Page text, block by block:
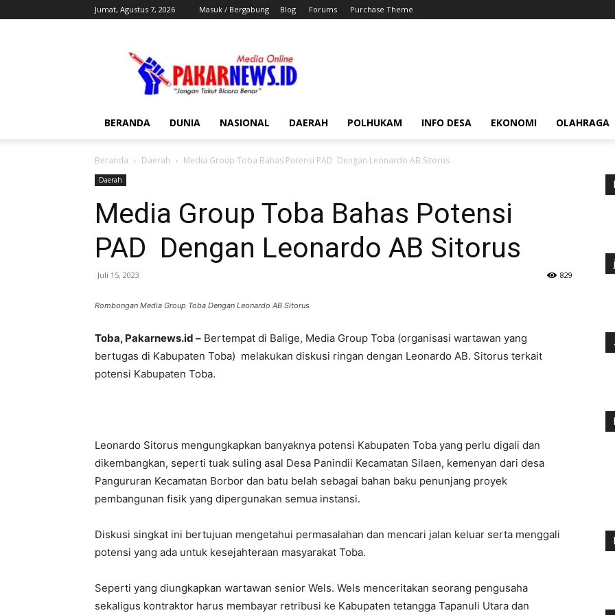
Jumat, Agustus 7, 2026 Masuk / Bergabung Blog Forums Purchase Theme
BERANDA DUNIA NASIONAL DAERAH POLHUKAM INFO DESA EKONOMI OLAHRAGA
Beranda Daerah Media Group Toba Bahas Potensi PAD Dengan Leonardo AB Sitorus
Daerah
Media Group Toba Bahas Potensi
PAD Dengan Leonardo AB Sitorus
Juli 15, 2023 829
Rombongan Media Group Toba Dengan Leonardo AB Sitorus
Toba, Pakarnews.id – Bertempat di Balige, Media Group Toba (organisasi wartawan yang
bertugas di Kabupaten Toba) melakukan diskusi ringan dengan Leonardo AB. Sitorus terkait
potensi Kabupaten Toba.
Leonardo Sitorus mengungkapkan banyaknya potensi Kabupaten Toba yang perlu digali dan
dikembangkan, seperti tuak suling asal Desa Panindii Kecamatan Silaen, kemenyan dari desa
Pangururan Kecamatan Borbor dan batu belah sebagai bahan baku penunjang proyek
pembangunan fisik yang dipergunakan semua instansi.
Diskusi singkat ini bertujuan mengetahui permasalahan dan mencari jalan keluar serta menggali
potensi yang ada untuk kesejahteraan masyarakat Toba.
Seperti yang diungkapkan wartawan senior Wels. Wels menceritakan seorang pengusaha
sekaligus kontraktor harus membayar retribusi ke Kabupaten tetangga Tapanuli Utara dan